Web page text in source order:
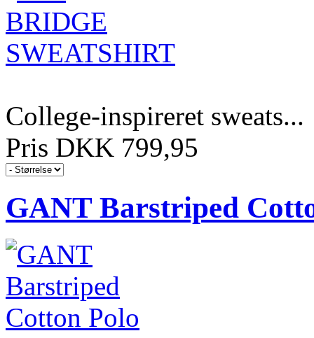
College-inspireret sweats...
Pris DKK 799,95
GANT Barstriped